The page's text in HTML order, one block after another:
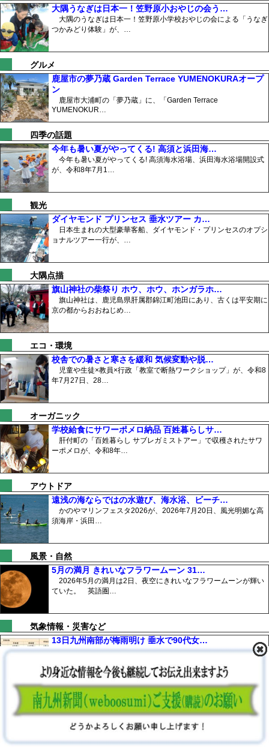
大隅うなぎは日本一！笠野原小おやじの会う…
大隅のうなぎは日本一！笠野原小学校おやじの会による「うなぎ
つかみどり体験」が、…
グルメ
鹿屋市の夢乃蔵 Garden Terrace YUMENOKURAオープ
ン
鹿屋市大浦町の「夢乃蔵」に、「Garden Terrace
YUMENOKUR…
四季の話題
今年も暑い夏がやってくる! 高須と浜田海…
今年も暑い夏がやってくる! 高須海水浴場、浜田海水浴場開設式
が、令和8年7月1…
観光
ダイヤモンド プリンセス 垂水ツアー カ…
日本生まれの大型豪華客船、ダイヤモンド・プリンセスのオプシ
ョナルツアー一行が、…
大隅点描
旗山神社の柴祭り ホウ、ホウ、ホンガラホ…
旗山神社は、鹿児島県肝属郡錦江町池田にあり、古くは平安期に
京の都からおおねじめ…
エコ・環境
校舎での暑さと寒さを緩和 気候変動や脱…
児童や生徒×教員×行政「教室で断熱ワークショップ」が、令和8
年7月27日、28…
オーガニック
学校給食にサワーポメロ納品 百姓暮らしサ…
肝付町の「百姓暮らし サブレガミストアー」で収穫されたサワ
ーポメロが、令和8年…
アウトドア
遠浅の海ならではの水遊び、海水浴、ビーチ…
かのやマリンフェスタ2026が、2026年7月20日、風光明媚な高
須海岸・浜田…
風景・自然
5月の満月 きれいなフラワームーン 31…
2026年5月の満月は2日、夜空にきれいなフラワームーンが輝い
ていた。 英語圏…
気象情報・災害など
13日九州南部が梅雨明け 垂水で90代女…
鹿児島地方気象台は令和8年7月13日、九州南部は高気圧に覆わ
その他
梅雨明けの大隅・薩摩地方に熱中症アラート
鹿児島地方気象台は、2024年７月17日に梅雨明けした鹿児島県
について、奄美地…